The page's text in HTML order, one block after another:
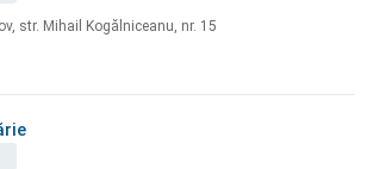
str. Mihail Kogălniceanu, nr. 15